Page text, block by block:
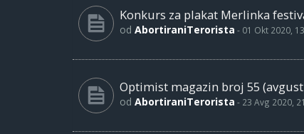
Konkurs za plakat Merlinka
od AbortiraniTerorista - 01 Okt 2020,
Optimist magazin broj 55 (avgust
od AbortiraniTerorista - 23 Avg 2020,